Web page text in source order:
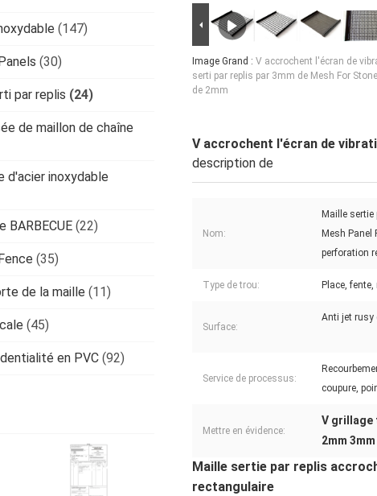
(147)
(30)
par replis (24)
de maillon de chaîne
d'acier inoxydable
BARBECUE (22)
(35)
de la maille (11)
(45)
en PVC (92)
Image Grand : V accrochent l'écran de
serti par replis par 3mm de Mesh For Stone
de 2mm
V accrochent l'écran de
description de
Nom:
Maille sertie
Mesh Panel
perforation
Type de trou: Place,
Surface:
Anti jet rusy
Service de processus:
coupure,
Mettre en évidence:
V grillage
2mm
Maille sertie par replis
rectangulaire